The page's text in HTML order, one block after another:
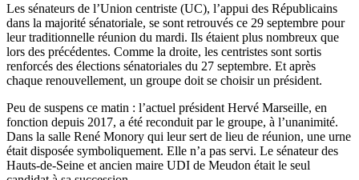
Les sénateurs de l’Union centriste (UC), l’appui des Républicains
dans la majorité sénatoriale, se sont retrouvés ce 29 septembre pour
leur traditionnelle réunion du mardi. Ils étaient plus nombreux que
lors des précédentes. Comme la droite, les centristes sont sortis
renforcés des élections sénatoriales du 27 septembre. Et après
chaque renouvellement, un groupe doit se choisir un président.
Peu de suspens ce matin : l’actuel président Hervé Marseille, en
fonction depuis 2017, a été reconduit par le groupe, à l’unanimité.
Dans la salle René Monory qui leur sert de lieu de réunion, une urne
était disposée symboliquement. Elle n’a pas servi. Le sénateur des
Hauts-de-Seine et ancien maire UDI de Meudon était le seul